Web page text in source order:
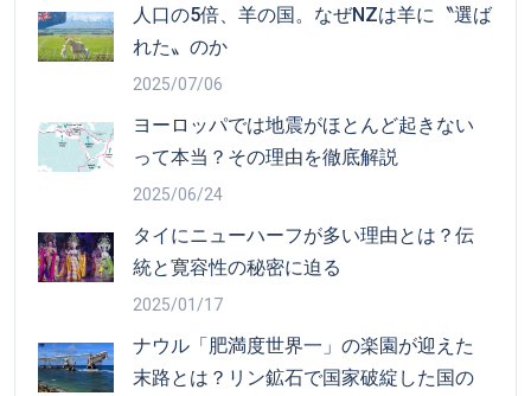
人口の5倍、羊の国。なぜNZは羊に〝選ば
れた〟のか
2025/07/06
ヨーロッパでは地震がほとんど起きない
って本当？その理由を徹底解説
2025/06/24
タイにニューハーフが多い理由とは？伝
統と寛容性の秘密に迫る
2025/01/17
ナウル「肥満度世界一」の楽園が迎えた
末路とは？リン鉱石で国家破綻した国の